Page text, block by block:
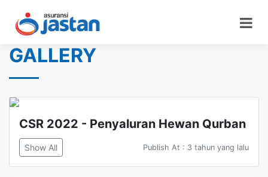
GALLERY
CSR 2022 - Penyaluran Hewan Qurban
Show All Publish At : 3 tahun yang lalu